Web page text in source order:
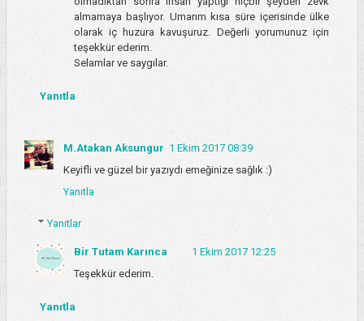
almamaya başlıyor. Umarım kısa süre içerisinde ülke
olarak iç huzura kavuşuruz. Değerli yorumunuz için
teşekkür ederim.
Selamlar ve saygılar.
Yanıtla
M.Atakan Aksungur 1 Ekim 2017 08:39
Keyifli ve güzel bir yazıydı emeğinize sağlık :)
Yanıtla
Yanıtlar
Bir Tutam Karınca
1 Ekim 2017 12:25
Teşekkür ederim.
Yanıtla